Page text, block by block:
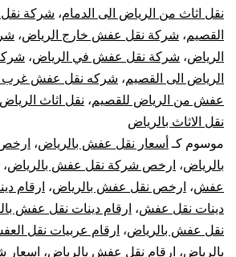
تركيب
تغليف
ضمان
نقل اثاث من الرياض الى الدمام، شركة نقل
القصيم، شركة نقل عفش خارج الرياض،
الرياض، شركة نقل عفش في الرياض،
الرياض الى القصيم، شركه نقل عفش غرب
عفش من الرياض للقصيم، نقل اثاث الرياض
نقل الاثاث بالرياض
موسوم كـ أسعار نقل عفش بالرياض،
بالرياض، ارخص شركة نقل عفش بالرياض،
عفش، ارخص نقل عفش بالرياض، ارقام
دينات نقل عفش، ارقام دينات نقل عفش
نقل عفش بالرياض، ارقام عربيات نقل
بالرياض، ارقام نقل عفش بالرياض،